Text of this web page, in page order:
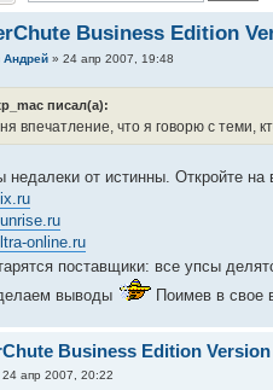
Business Edition
Андрей » 24 апр 2007, 19:48
писал(а):
впечатление, что я говорю с теми,
недалеки от истинны. Откройте на
online.ru
поставщики: все упсы
выводы
Поимев в свое
Business Edition Version
24 апр 2007, 20:22